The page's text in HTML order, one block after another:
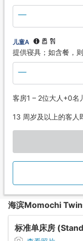
儿童A
提供寝具；如含餐，
客房1 – 2位大人+0名
13 周岁及以上的客人
海滨Momochi
标准单床房